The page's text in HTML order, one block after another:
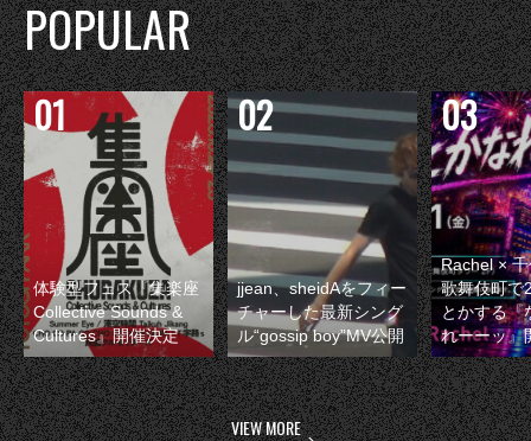
POPULAR
体験型フェス『集楽座
Collective Sounds &
Cultures』開催決定
jjean、sheidAをフィー
チャーした最新シング
ル“gossip boy”MV公開
Rachel ×
歌舞伎町で
とかする『
れーーッ』
VIEW MORE